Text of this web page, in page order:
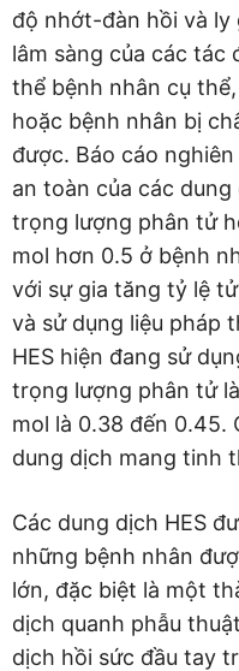
độ nhớt-đàn hồi và ly
lâm sàng của các tác
thể bệnh nhân cụ
hoặc bệnh nhân bị
được. Báo cáo
an toàn của các dung
trọng lượng phân tử
mol hơn 0.5 ở bệnh
với sự gia tăng tỷ lệ
và sử dụng liệu pháp
HES hiện đang sử
trọng lượng phân tử
mol là 0.38 đến 0.45.
dung dịch mang tinh
Các dung dịch HES
những bệnh nhân
lớn, đặc biệt là một
dịch quanh phẫu
dịch hồi sức đầu tay